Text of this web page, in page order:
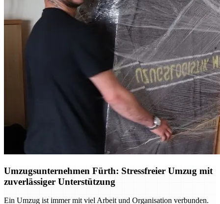
Umzugsunternehmen Fürth: Stressfreier Umzug mit
zuverlässiger Unterstützung
Ein Umzug ist immer mit viel Arbeit und Organisation verbunden.